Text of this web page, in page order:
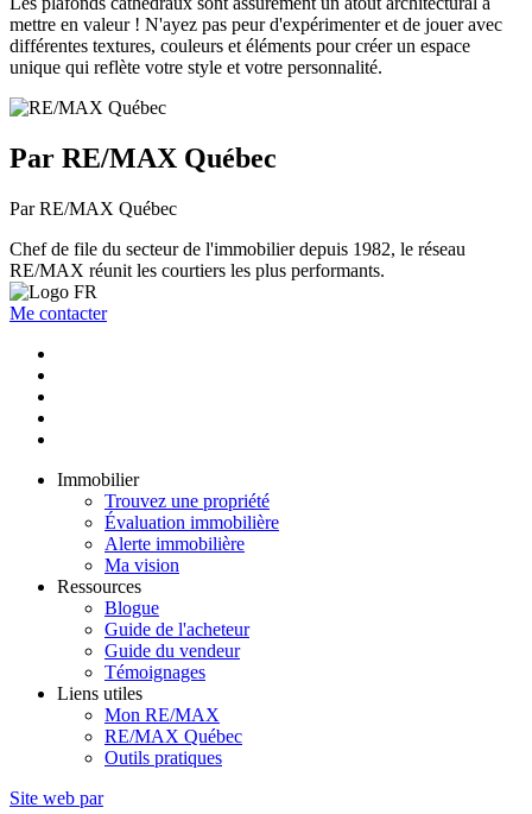
mettre en valeur ! N'ayez pas peur d'expérimenter et de jouer avec
différentes textures, couleurs et éléments pour créer un espace
unique qui reflète votre style et votre personnalité.
Par RE/MAX Québec
Par RE/MAX Québec
Chef de file du secteur de l'immobilier depuis 1982, le réseau
RE/MAX réunit les courtiers les plus performants.
Me contacter
Immobilier
Trouvez une propriété
Évaluation immobilière
Alerte immobilière
Ma vision
Ressources
Blogue
Guide de l'acheteur
Guide du vendeur
Témoignages
Liens utiles
Mon RE/MAX
RE/MAX Québec
Outils pratiques
Site web par